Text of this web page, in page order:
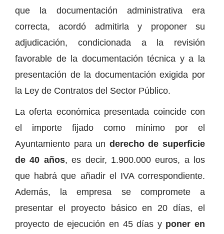
que la documentación administrativa era
correcta, acordó admitirla y proponer su
adjudicación, condicionada a la revisión
favorable de la documentación técnica y a la
presentación de la documentación exigida por
la Ley de Contratos del Sector Público.
La oferta económica presentada coincide con
el importe fijado como mínimo por el
Ayuntamiento para un derecho de superficie
de 40 años, es decir, 1.900.000 euros, a los
que habrá que añadir el IVA correspondiente.
Además, la empresa se compromete a
presentar el proyecto básico en 20 días, el
proyecto de ejecución en 45 días yponer en